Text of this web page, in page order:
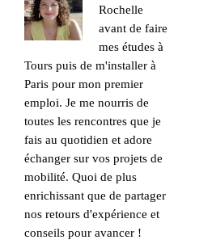
Rochelle
avant de faire
mes études à
Tours puis de m'installer à
Paris pour mon premier
emploi. Je me nourris de
toutes les rencontres que je
fais au quotidien et adore
échanger sur vos projets de
mobilité. Quoi de plus
enrichissant que de partager
nos retours d'expérience et
conseils pour avancer !